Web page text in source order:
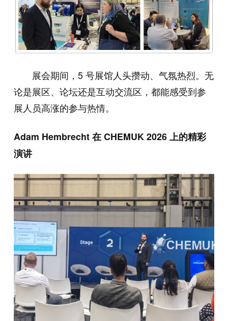
展会期间，5 号展馆人头攒动、气氛热烈。无
论是展区、论坛还是互动交流区，都能感受到参
展人员高涨的参与热情。
Adam Hembrecht 在 CHEMUK 2026 上的精彩
演讲